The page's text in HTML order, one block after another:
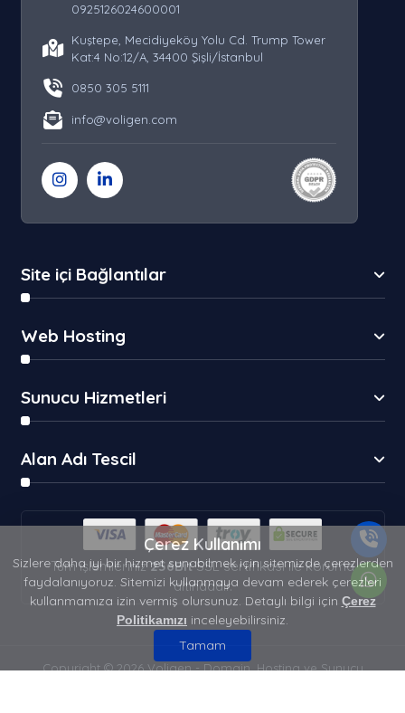
0925126024600001
Kuştepe, Mecidiyeköy Yolu Cd. Trump Tower
Kat:4 No:12/A, 34400 Şişli/İstanbul
0850 305 5111
info@voligen.com
Site içi Bağlantılar
Web Hosting
Sunucu Hizmetleri
Alan Adı Tescil
Tüm işlemleriniz256BitSSL sertifikası ile koruma
altındadır.
Copyright © 2026 Voligen - Domain, Hosting ve Sunucu
Çerez Kullanımı
Sizlere daha iyi bir hizmet sunabilmek için sitemizde çerezlerden
faydalanıyoruz. Sitemizi kullanmaya devam ederek çerezleri
kullanmamıza izin vermiş olursunuz. Detaylı bilgi için Çerez
Politikamızı inceleyebilirsiniz.
Tamam